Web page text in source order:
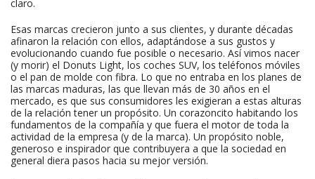
claro.
Esas marcas crecieron junto a sus clientes, y durante décadas
afinaron la relación con ellos, adaptándose a sus gustos y
evolucionando cuando fue posible o necesario. Así vimos nacer
(y morir) el Donuts Light, los coches SUV, los teléfonos móviles
o el pan de molde con fibra. Lo que no entraba en los planes de
las marcas maduras, las que llevan más de 30 años en el
mercado, es que sus consumidores les exigieran a estas alturas
de la relación tener un propósito. Un corazoncito habitando los
fundamentos de la compañía y que fuera el motor de toda la
actividad de la empresa (y de la marca). Un propósito noble,
generoso e inspirador que contribuyera a que la sociedad en
general diera pasos hacia su mejor versión.